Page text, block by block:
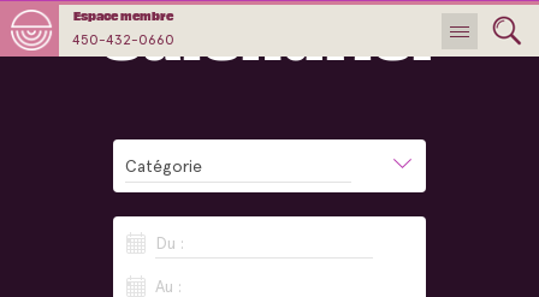
450-432-0660
Espace membre
Calendrier
Catégorie
Du :
Au :